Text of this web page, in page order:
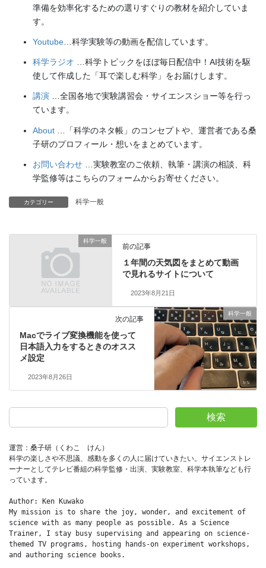
準備を効率化するための選りすぐりの教材を紹介していま
す。
Youtube …科学実験等の動画を配信しています。
科学ラジオ …科学トピックをほぼ毎日配信中！AI技術を駆
使して作成した「耳で楽しむ科学」をお届けします。
講演 …全国各地で実験講習会・サイエンスショー等を行っ
ています。
About …「科学のネタ帳」のコンセプトや、運営者である桑
子研のプロフィール・想いをまとめています。
お問い合わせ …実験教室のご依頼、執筆・講演の相談、科
学監修等はこちらのフォームからお寄せください。
カテゴリー 科学一般
科学一般
前の記事
１年間の天気図をまとめて動画
で見れるサイトについて
2023年8月21日
科学一般
次の記事
Macでライブ変換機能を使って
日本語入力をするときのオスス
メ設定
2023年8月26日
検索
運営：桑子研（くわこ　けん）
科学の楽しさや不思議、感動を多くの人に届けていきたい。サイエンストレ
ーナーとしてテレビ番組の科学監修・出演、実験教室、科学本執筆なども行
っています。
Author: Ken Kuwako
My mission is to share the joy, wonder, and excitement of
science with as many people as possible. As a Science
Trainer, I stay busy supervising and appearing on science-
themed TV programs, hosting hands-on experiment workshops,
and authoring science books.